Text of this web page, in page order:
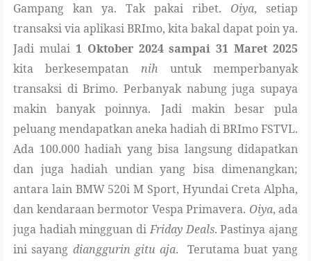
Gampang kan ya. Tak pakai ribet. Oiya, setiap
transaksi via aplikasi BRImo, kita bakal dapat poin ya.
Jadi mulai 1 Oktober 2024 sampai 31 Maret 2025
kita
berkesempatan nih untuk memperbanyak
transaksi di Brimo. Perbanyak nabung juga supaya
makin banyak poinnya. Jadi makin besar pula
peluang mendapatkan aneka hadiah di BRImo FSTVL.
Ada 100.000 hadiah yang bisa langsung didapatkan
dan juga hadiah undian yang bisa dimenangkan;
antara lain BMW 520i M Sport, Hyundai Creta Alpha,
dan kendaraan bermotor Vespa Primavera. Oiya, ada
juga hadiah mingguan diFriday Deals. Pastinya ajang
ini sayang dianggurin gitu aja. Terutama buat yang